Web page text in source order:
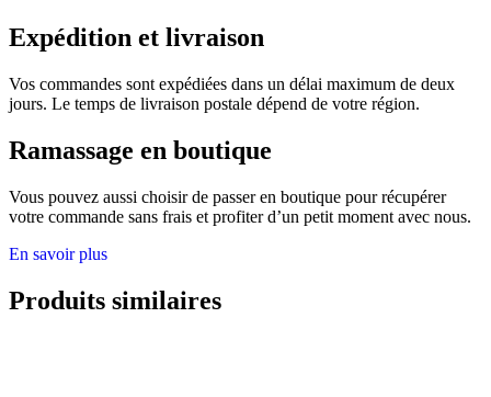
Expédition et livraison
Vos commandes sont expédiées dans un délai maximum de deux
jours. Le temps de livraison postale dépend de votre région.
Ramassage en boutique
Vous pouvez aussi choisir de passer en boutique pour récupérer
votre commande sans frais et profiter d’un petit moment avec nous.
En savoir plus
Produits similaires